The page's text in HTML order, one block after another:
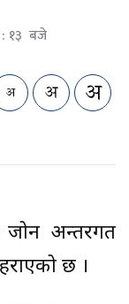
१३ बजे
जोन अन्तरगत
छ ।